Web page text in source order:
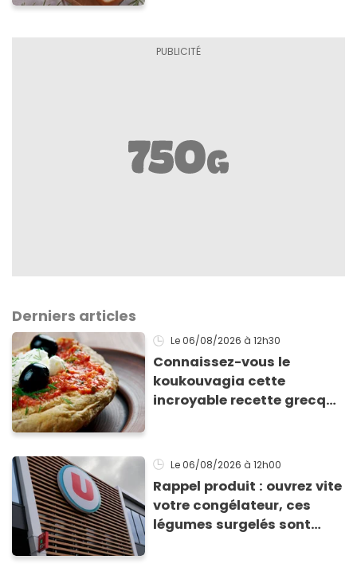
Derniers articles
Le 06/08/2026 à 12h30
Connaissez-vous le
koukouvagia cette
incroyable recette grecque
Le 06/08/2026 à 12h00
Rappel produit : ouvrez vite
votre congélateur, ces
légumes surgelés sont